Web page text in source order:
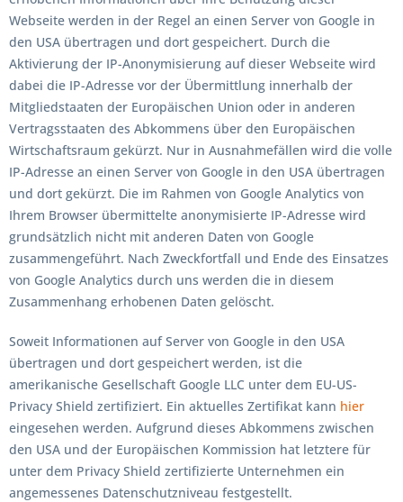
Webseite werden in der Regel an einen Server von Google in
den USA übertragen und dort gespeichert. Durch die
Aktivierung der IP-Anonymisierung auf dieser Webseite wird
dabei die IP-Adresse vor der Übermittlung innerhalb der
Mitgliedstaaten der Europäischen Union oder in anderen
Vertragsstaaten des Abkommens über den Europäischen
Wirtschaftsraum gekürzt. Nur in Ausnahmefällen wird die volle
IP-Adresse an einen Server von Google in den USA übertragen
und dort gekürzt. Die im Rahmen von Google Analytics von
Ihrem Browser übermittelte anonymisierte IP-Adresse wird
grundsätzlich nicht mit anderen Daten von Google
zusammengeführt. Nach Zweckfortfall und Ende des Einsatzes
von Google Analytics durch uns werden die in diesem
Zusammenhang erhobenen Daten gelöscht.
Soweit Informationen auf Server von Google in den USA
übertragen und dort gespeichert werden, ist die
amerikanische Gesellschaft Google LLC unter dem EU-US-
Privacy Shield zertifiziert. Ein aktuelles Zertifikat kann hier
eingesehen werden. Aufgrund dieses Abkommens zwischen
den USA und der Europäischen Kommission hat letztere für
unter dem Privacy Shield zertifizierte Unternehmen ein
angemessenes Datenschutzniveau festgestellt.